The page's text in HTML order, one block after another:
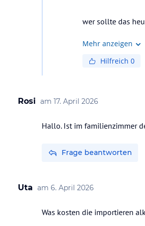
wer sollte das
Mehr anzeigen
Hilfreich 0
Rosi am 17. April 2026
Hallo. Ist im familienzimmer
Frage beantworten
Uta am 6. April 2026
Was kosten die importieren